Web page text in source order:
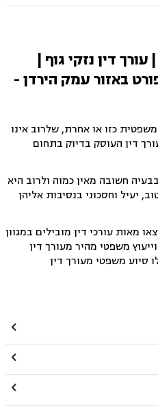
דין נזקי גוף |
באזור עמק הירדן -
כזו או אחרת, שלרוב אינו
דין העוסק בדיוק בתחום
חשובה מאין כמוה ולרוב היא
יעיל וחסכוני בנסיבות אליהן
מאות עורכי דין מובילים במגוון
משפטי מהיר מעורך דין
סיוע משפטי מעורך דין


